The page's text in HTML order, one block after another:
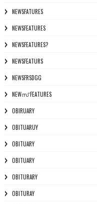
NEWSFATURES
NEWSFEATURES
NEWSFEATURES?
NEWSFEATURS
NEWSFRSDGG
NEWസ് FEATURES
OBIRUARY
OBITUARUY
OBITUARY
OBITUARY
OBITURARY
OBITURAY